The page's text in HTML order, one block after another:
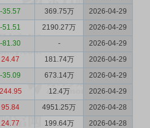
-35.57 369.75万
2026-04-29
-51.51 2190.27万
2026-04-29
-81.30 -
2026-04-29
24.47 181.74万
2026-04-29
-35.09 673.14万
2026-04-29
244.95 12.4万
2026-04-29
95.84 4951.25万
2026-04-28
24.77 199.64万
2026-04-28